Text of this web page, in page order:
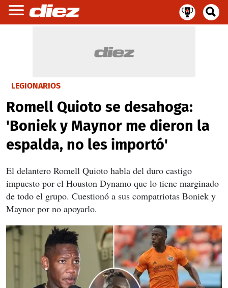
LEGIONARIOS
Romell Quioto se desahoga:
'Boniek y Maynor me dieron la
espalda, no les importó'
El delantero Romell Quioto habla del duro castigo
impuesto por el Houston Dynamo que lo tiene marginado
de todo el grupo. Cuestionó a sus compatriotas Boniek y
Maynor por no apoyarlo.